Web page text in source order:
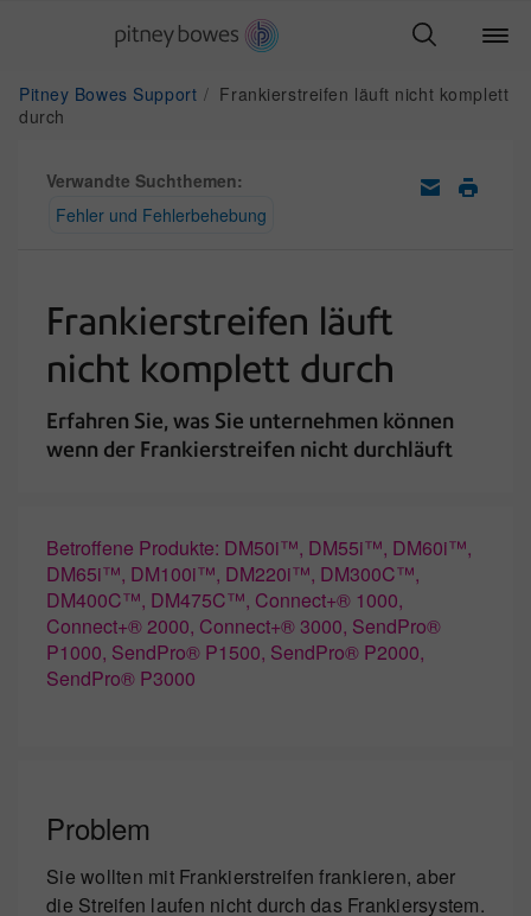
Pitney Bowes Support
Frankierstreifen läuft nicht komplett
durch
Verwandte Suchthemen:
Fehler und Fehlerbehebung
Frankierstreifen läuft
nicht komplett durch
Erfahren Sie, was Sie unternehmen können
wenn der Frankierstreifen nicht durchläuft
Betroffene Produkte: DM50i™, DM55i™, DM60i™,
DM65i™, DM100i™, DM220i™, DM300C™,
DM400C™, DM475C™, Connect+® 1000,
Connect+® 2000, Connect+® 3000, SendPro®
P1000, SendPro® P1500, SendPro® P2000,
SendPro® P3000
Problem
Sie wollten mit Frankierstreifen frankieren, aber
die Streifen laufen nicht durch das Frankiersystem.